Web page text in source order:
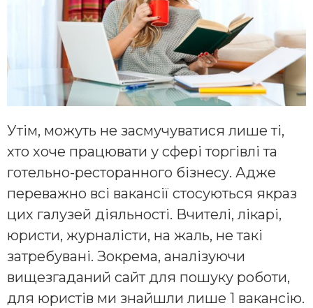
Утім, можуть не засмучуватися лише ті,
хто хоче працювати у сфері торгівлі та
готельно-ресторанного бізнесу. Адже
переважно всі вакансії стосуються якраз
цих галузей діяльності. Вчителі, лікарі,
юристи, журналісти, на жаль, не такі
затребувані. Зокрема, аналізуючи
вищезгаданий сайт для пошуку роботи,
для юристів ми знайшли лише 1 вакансію.